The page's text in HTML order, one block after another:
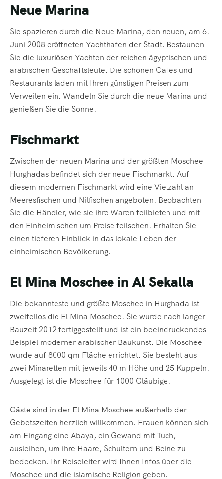
Neue Marina
Sie spazieren durch die Neue Marina, den neuen, am 6.
Juni 2008 eröffneten Yachthafen der Stadt. Bestaunen
Sie die luxuriösen Yachten der reichen ägyptischen und
arabischen Geschäftsleute. Die schönen Cafés und
Restaurants laden mit Ihren günstigen Preisen zum
Verweilen ein. Wandeln Sie durch die neue Marina und
genießen Sie die Sonne.
Fischmarkt
Zwischen der neuen Marina und der größten Moschee
Hurghadas befindet sich der neue Fischmarkt. Auf
diesem modernen Fischmarkt wird eine Vielzahl an
Meeresfischen und Nilfischen angeboten. Beobachten
Sie die Händler, wie sie ihre Waren feilbieten und mit
den Einheimischen um Preise feilschen. Erhalten Sie
einen tieferen Einblick in das lokale Leben der
einheimischen Bevölkerung.
El Mina Moschee in Al Sekalla
Die bekannteste und größte Moschee in Hurghada ist
zweifellos die El Mina Moschee. Sie wurde nach langer
Bauzeit 2012 fertiggestellt und ist ein beeindruckendes
Beispiel moderner arabischer Baukunst. Die Moschee
wurde auf 8000 qm Fläche errichtet. Sie besteht aus
zwei Minaretten mit jeweils 40 m Höhe und 25 Kuppeln.
Ausgelegt ist die Moschee für 1000 Gläubige.
Gäste sind in der El Mina Moschee außerhalb der
Gebetszeiten herzlich willkommen. Frauen können sich
am Eingang eine Abaya, ein Gewand mit Tuch,
ausleihen, um ihre Haare, Schultern und Beine zu
bedecken. Ihr Reiseleiter wird Ihnen Infos über die
Moschee und die islamische Religion geben.